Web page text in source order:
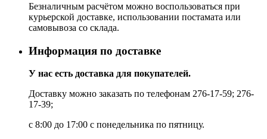
Безналичным расчётом можно воспользоваться при
курьерской доставке, использовании постамата или
самовывоза со склада.
Информация по доставке
У нас есть доставка для покупателей.
Доставку можно заказать по телефонам 276-17-59; 276-
17-39;
с 8:00 до 17:00 с понедельника по пятницу.